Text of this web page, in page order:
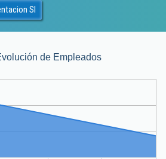
Sl
de Empleados